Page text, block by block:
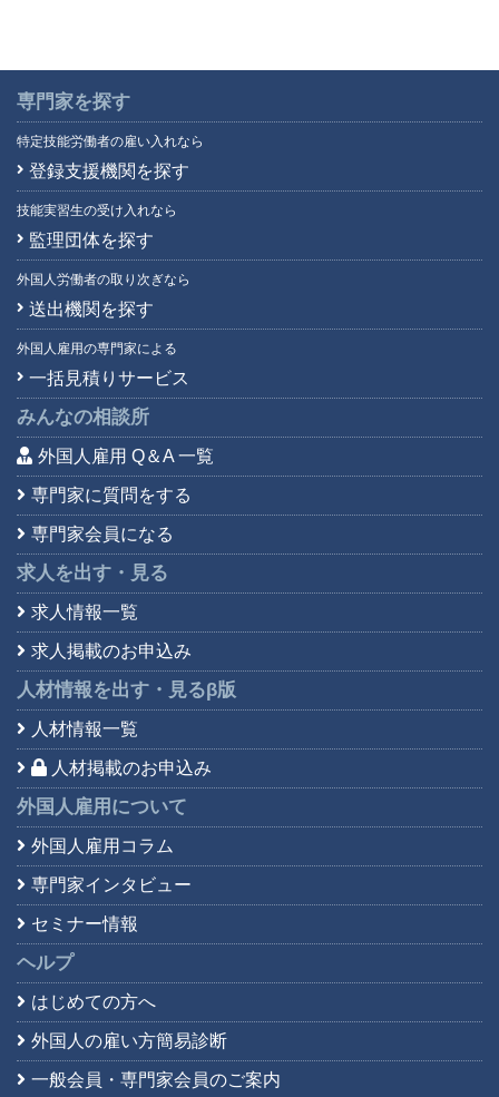
専門家を探す
特定技能労働者の雇い入れなら
登録支援機関を探す
技能実習生の受け入れなら
監理団体を探す
外国人労働者の取り次ぎなら
送出機関を探す
外国人雇用の専門家による
一括見積りサービス
みんなの相談所
外国人雇用 Q＆A 一覧
専門家に質問をする
専門家会員になる
求人を出す・見る
求人情報一覧
求人掲載のお申込み
人材情報を出す・見るβ版
人材情報一覧
人材掲載のお申込み
外国人雇用について
外国人雇用コラム
専門家インタビュー
セミナー情報
ヘルプ
はじめての方へ
外国人の雇い方簡易診断
一般会員・専門家会員のご案内